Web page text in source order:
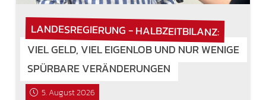
LANDESREGIERUNG - HALBZEITBILANZ:
VIEL GELD, VIEL EIGENLOB UND NUR WENIGE
SPÜRBARE VERÄNDERUNGEN
5. August 2026